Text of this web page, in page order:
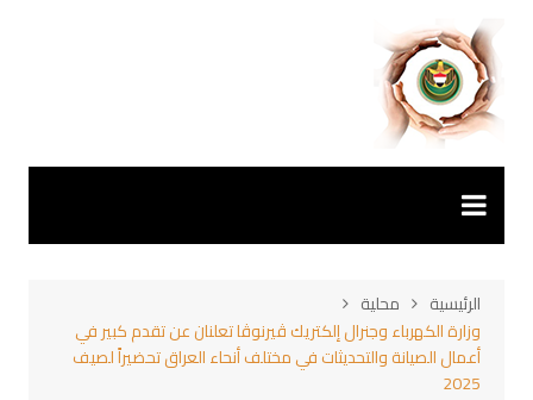
المحتوى
الرئيسية
محلية
وزارة الكهرباء وجنرال إلكتريك ڤيرنوڤا تعلنان عن تقدم كبير في
أعمال الصيانة والتحديثات في مختلف أنحاء العراق تحضيراً لصيف
2025